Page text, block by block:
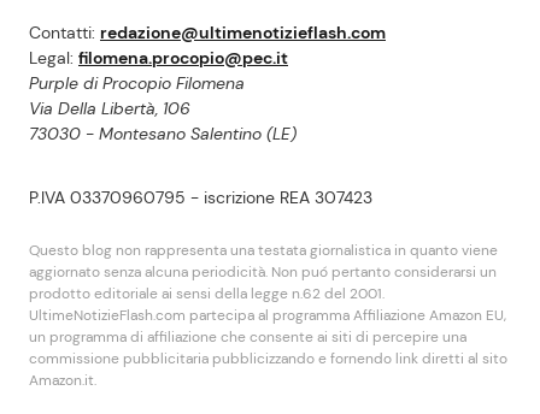
Contatti: redazione@ultimenotizieflash.com
Legal: filomena.procopio@pec.it
Purple di Procopio Filomena
Via Della Libertà, 106
73030 - Montesano Salentino (LE)
P.IVA 03370960795 - iscrizione REA 307423
Questo blog non rappresenta una testata giornalistica in quanto viene
aggiornato senza alcuna periodicità. Non puó pertanto considerarsi un
prodotto editoriale ai sensi della legge n.62 del 2001.
UltimeNotizieFlash.com partecipa al programma Affiliazione Amazon EU,
un programma di affiliazione che consente ai siti di percepire una
commissione pubblicitaria pubblicizzando e fornendo link diretti al sito
Amazon.it.